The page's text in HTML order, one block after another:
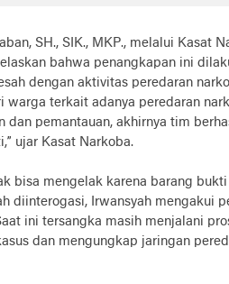
SH., SIK., MKP., melalui Kasat
bahwa penangkapan ini
dengan aktivitas peredaran
warga terkait adanya peredaran
pemantauan, akhirnya tim
ujar Kasat Narkoba.
bisa mengelak karena barang
diinterogasi, Irwansyah mengakui
ini tersangka masih menjalani
dan mengungkap jaringan